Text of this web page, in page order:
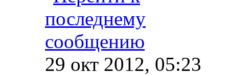
29 окт 2012, 05:23